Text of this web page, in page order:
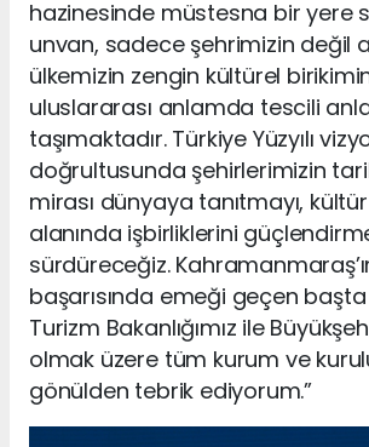
hazinesinde müstesna bir yere
unvan, sadece şehrimizin değil
ülkemizin zengin kültürel
uluslararası anlamda tescili
taşımaktadır. Türkiye Yüzyılı
doğrultusunda şehirlerimizin
mirası dünyaya tanıtmayı,
alanında işbirliklerini
sürdüreceğiz.
başarısında emeği geçen
Turizm Bakanlığımız ile
olmak üzere tüm kurum ve
gönülden tebrik ediyorum.”